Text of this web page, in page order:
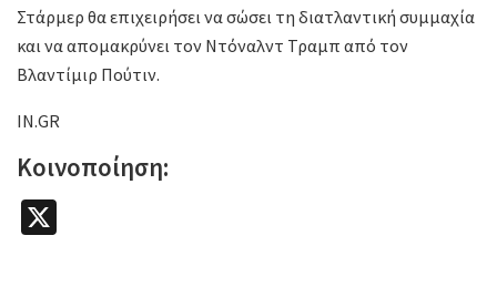
Στάρμερ θα επιχειρήσει να σώσει τη διατλαντική συμμαχία
και να απομακρύνει τον Ντόναλντ Τραμπ από τον
Βλαντίμιρ Πούτιν.
IN.GR
Κοινοποίηση: